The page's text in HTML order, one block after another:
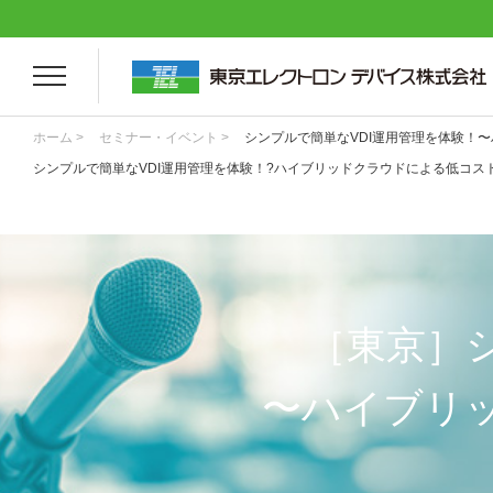
ホーム > セミナー・イベント >
シンプルで簡単なVDI運用管理を体験！
シンプルで簡単なVDI運用管理を体験！?ハイブリッドクラウドによる低コ
［東京
〜ハイブリ